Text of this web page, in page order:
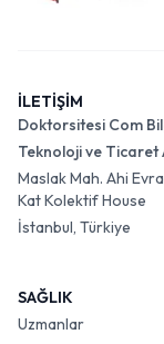
İLETİŞİM
Doktorsitesi Com
Teknoloji ve Ticaret
Maslak Mah. Ahi
Kat Kolektif House
İstanbul, Türkiye
SAĞLIK
Uzmanlar